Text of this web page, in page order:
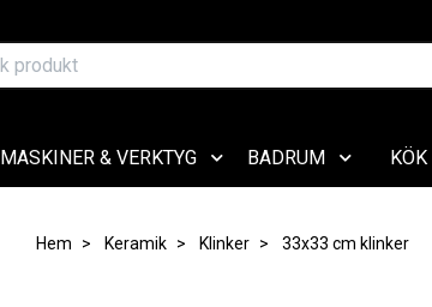
MASKINER & VERKTYG BADRUM KÖK
Hem Keramik Klinker 33x33 cm klinker